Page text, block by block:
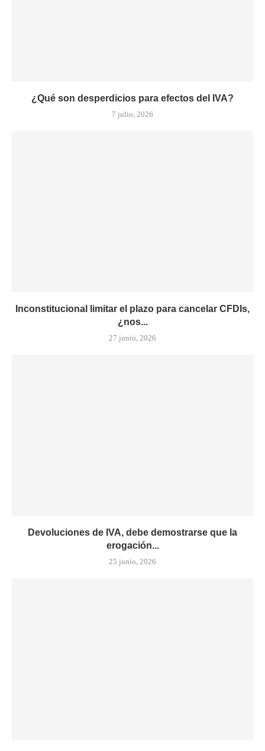
¿Qué son desperdicios para efectos del IVA?
7 julio, 2026
Inconstitucional limitar el plazo para cancelar CFDIs,
¿nos...
27 junio, 2026
Devoluciones de IVA, debe demostrarse que la
erogación...
25 junio, 2026